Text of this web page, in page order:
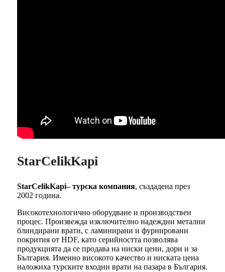
StarCelikKapi
StarCelikKapi– турска компания, създадена през
2002 година.
Високотехнологично оборудване и производствен
процес. Произвежда изключително надеждни метални
блиндирани врати, с ламинирани и фурнировани
покрития от HDF, като серийността позволява
продукцията да се продава на ниски цени, дори и за
България. Именно високото качество и ниската цена
наложиха турските входни врати на пазара в България.